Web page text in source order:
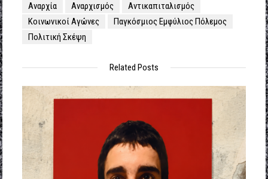
Αναρχία Αναρχισμός
Αντικαπιταλισμός
Κοινωνικοί Αγώνες
Παγκόσμιος Εμφύλιος Πόλεμος
Πολιτική Σκέψη
Related Posts